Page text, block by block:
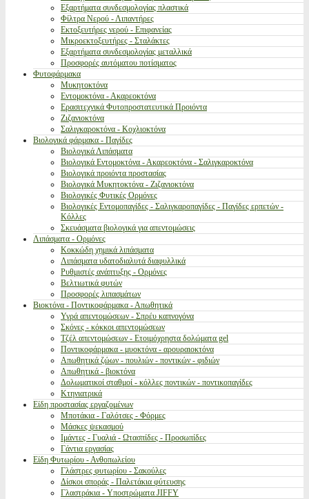
Εξαρτήματα συνδεσμολογίας πλαστικά
Φίλτρα Νερού - Λιπαντήρες
Εκτοξευτήρες νερού - Επιφανείας
Μικροεκτοξευτήρες - Σταλάκτες
Εξαρτήματα συνδεσμολογίας μεταλλικά
Προσφορές αυτόματου ποτίσματος
Φυτοφάρμακα
Μυκητοκτόνα
Εντομοκτόνα - Ακαρεοκτόνα
Ερασιτεχνικά Φυτοπροστατευτικά Προιόντα
Ζιζανιοκτόνα
Σαλιγκαροκτόνα - Κοχλιοκτόνα
Βιολογικά φάρμακα - Παγίδες
Βιολογικά Λιπάσματα
Βιολογικά Εντομοκτόνα - Ακαρεοκτόνα - Σαλιγκαροκτόνα
Βιολογικά προιόντα προστασίας
Βιολογικά Μυκητοκτόνα - Ζιζανιοκτόνα
Βιολογικές Φυτικές Ορμόνες
Βιολογικές Εντομοπαγίδες - Σαλιγκαροπαγίδες - Παγίδες ερπετών -
Κόλλες
Σκευάσματα βιολογικά για απεντομώσεις
Λιπάσματα - Ορμόνες
Κοκκώδη χημικά λιπάσματα
Λιπάσματα υδατοδιαλυτά διαφυλλικά
Ρυθμιστές ανάπτυξης - Ορμόνες
Βελτιωτικά φυτών
Προσφορές λιπασμάτων
Βιοκτόνα - Ποντικοφάρμακα - Απωθητικά
Υγρά απεντομώσεων - Σπρέυ καπνογόνα
Σκόνες - κόκκοι απεντομώσεων
Τζέλ απεντομώσεων - Ετοιμόχρηστα δολώματα gel
Ποντικοφάρμακα - μυοκτόνα - αρουραιοκτόνα
Απωθητικά ζώων - πουλιών - ποντικών - φιδιών
Απωθητικά - βιοκτόνα
Δολωματικοί σταθμοί - κόλλες ποντικών - ποντικοπαγίδες
Κτηνιατρικά
Είδη προστασίας εργαζομένων
Μποτάκια - Γαλότσες - Φόρμες
Μάσκες ψεκασμού
Ιμάντες - Γυαλιά - Ωτασπίδες - Προσωπίδες
Γάντια εργασίας
Είδη Φυτωρίου - Ανθοπωλείου
Γλάστρες φυτωρίου - Σακούλες
Δίσκοι σποράς - Παλετάκια φύτευσης
Γλαστράκια - Υποστρώματα JIFFY